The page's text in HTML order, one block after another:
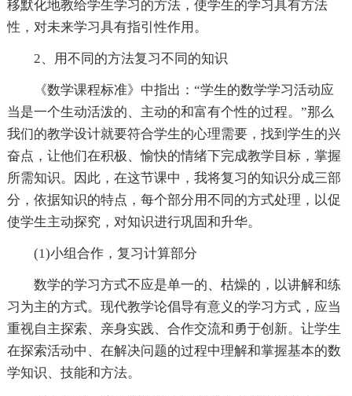
移默化地教给学生学习的方法，使学生的学习具有方法
性，对未来学习具有指引性作用。
2、用不同的方法复习不同的知识
《数学课程标准》中指出：“学生的数学学习活动应
当是一个生动活泼的、主动的和富有个性的过程。”那么
我们的教学设计就要符合学生的心理需要，找到学生的兴
奋点，让他们在积极、愉快的情绪下完成教学目标，掌握
所需知识。因此，在这节课中，我将复习的知识分成三部
分，依据知识的特点，每个部分用不同的方式处理，以促
使学生主动探究，对知识进行巩固和升华。
(1)小组合作，复习计算部分
数学的学习方式不应是单一的、枯燥的，以讲解和练
习为主的方式。现代教学论倡导有意义的学习方式，应当
重视自主探索、亲身实践、合作交流和勇于创新。让学生
在探索活动中、在解决问题的过程中理解和掌握基本的数
学知识、技能和方法。